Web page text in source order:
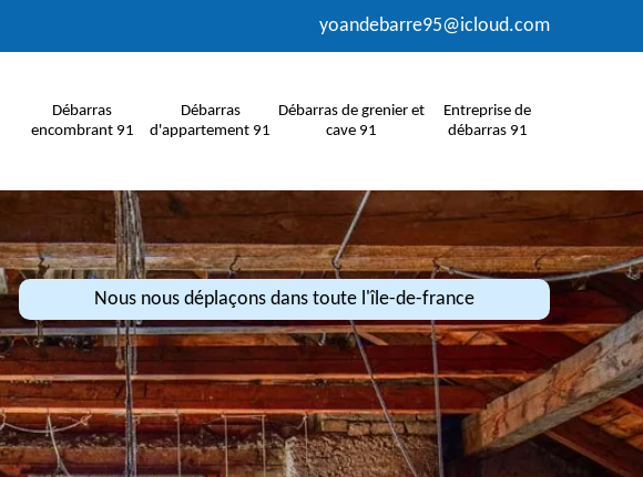
yoandebarre95@icloud.com
Débarras
encombrant 91
Débarras
d'appartement 91
Débarras de grenier et
cave 91
Entreprise de
débarras 91
Nous nous déplaçons dans toute l'île-de-france